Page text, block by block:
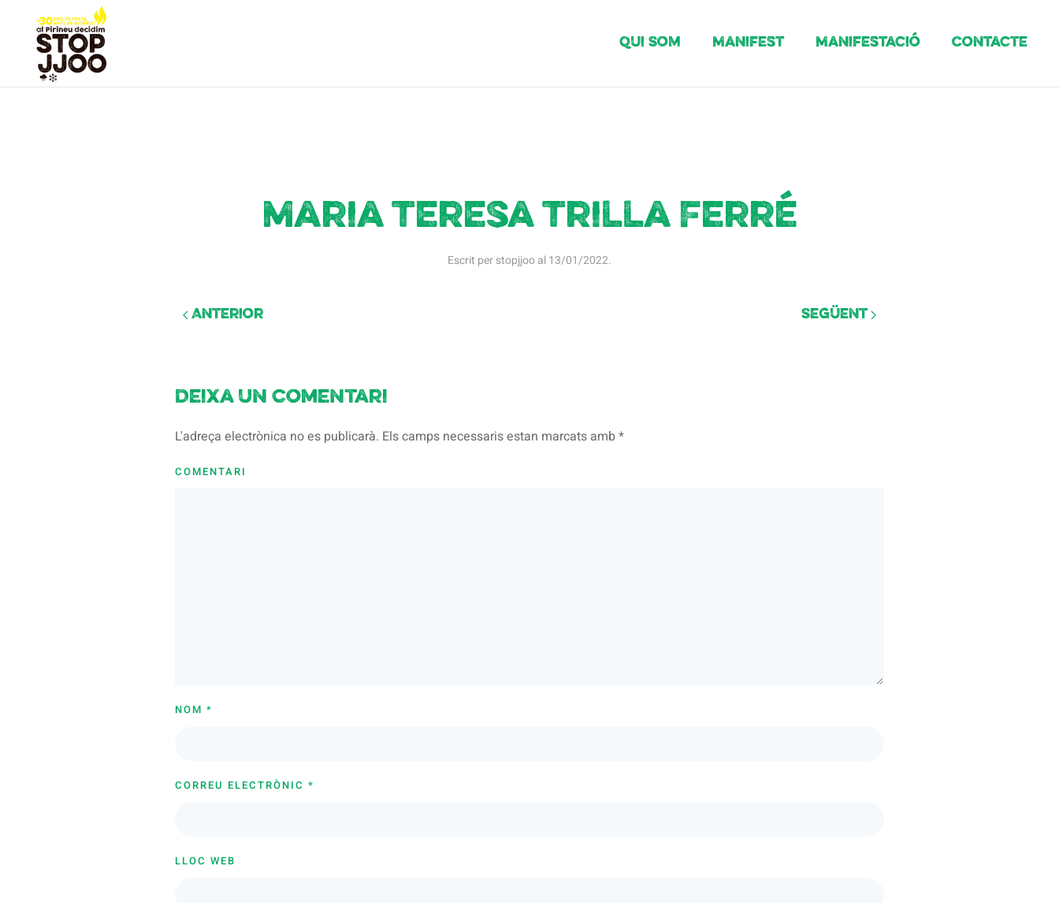
Qui Som Manifest Manifestació Contacte
Maria Teresa Trilla Ferré
Escrit perstopjjooal13/01/2022.
Anterior Següent
Deixa un comentari
L'adreça electrònica no es publicarà. Els camps necessaris estan marcats amb*
COMENTARI
NOM *
CORREU ELECTRÒNIC *
LLOC WEB